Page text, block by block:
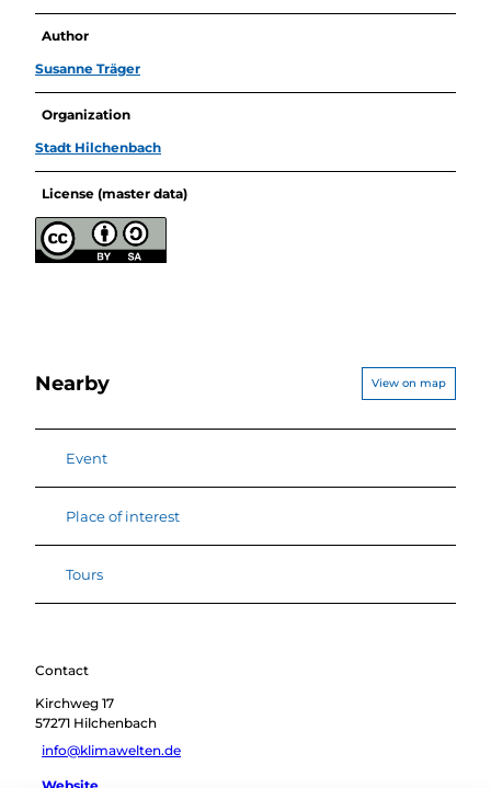
Author
Susanne Träger
Organization
Stadt Hilchenbach
License (master data)
Nearby View on map
Event
Place of interest
Tours
Contact
Kirchweg 17
57271 Hilchenbach
info@klimawelten.de